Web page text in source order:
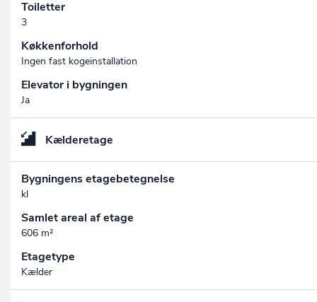
Toiletter
3
Køkkenforhold
Ingen fast kogeinstallation
Elevator i bygningen
Ja
Kælderetage
Bygningens etagebetegnelse
kl
Samlet areal af etage
606 m²
Etagetype
Kælder